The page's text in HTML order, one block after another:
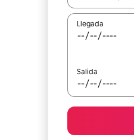
Llegada
Salida